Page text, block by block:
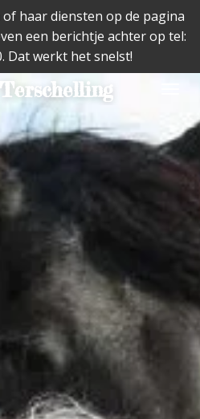
haar diensten op de pagina
een berichtje achter op tel:
Dat werkt het snelst!